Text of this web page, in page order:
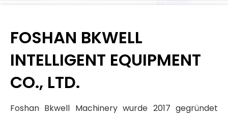
FOSHAN BKWELL
INTELLIGENT EQUIPMENT
CO., LTD.
Foshan Bkwell Machinery wurde 2017 gegründet